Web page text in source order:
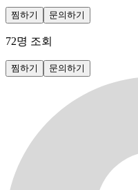
찜하기 문의하기
72명 조회
찜하기 문의하기